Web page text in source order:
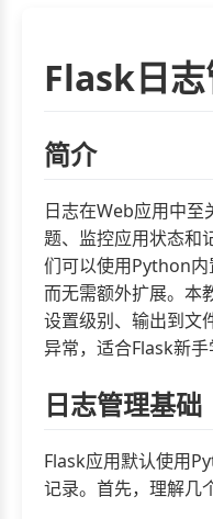
Flask日
简介
日志在Web应用中至
题、监控应用状态和
们可以使用Python内
而无需额外扩展。本
设置级别、输出到文
异常，适合Flask新手
日志管理基础
Flask应用默认使用
记录。首先，理解几